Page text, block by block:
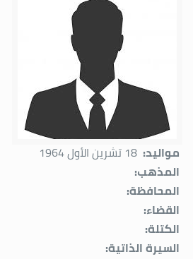
مواليد: 18 تشرين الأول 1964
المذهب:
المحافظة:
القضاء:
الكتلة:
السيرة الذاتية: